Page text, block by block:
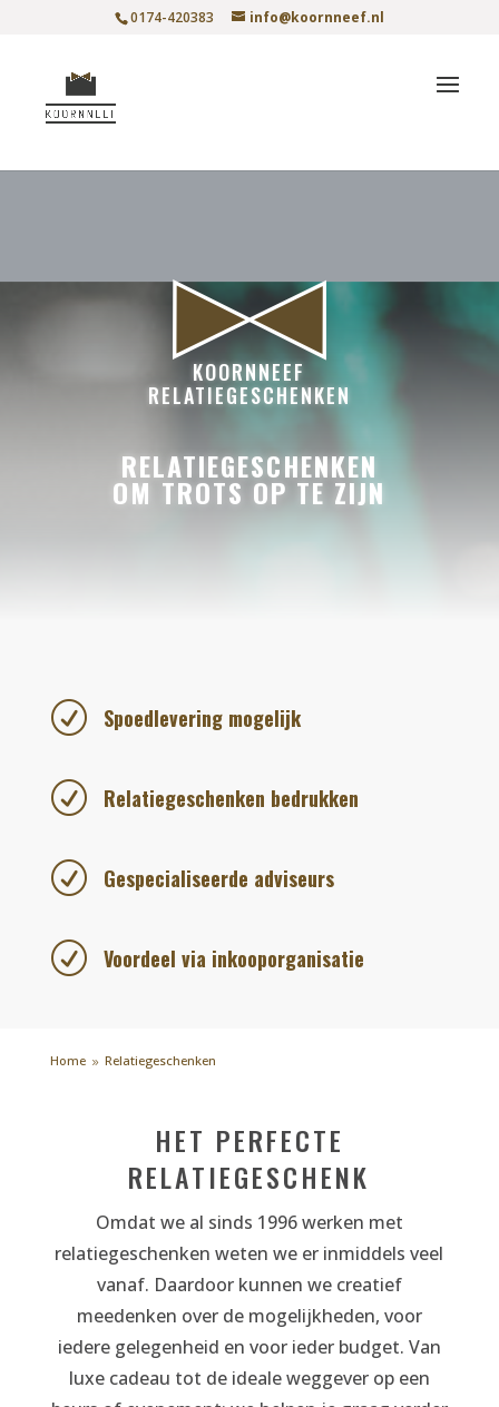
0174-420383 info@koornneef.nl
KOORNNEEF
RELATIEGESCHENKEN
RELATIEGESCHENKEN
OM TROTS OP TE ZIJN
R Spoedlevering mogelijk
R Relatiegeschenken bedrukken
R Gespecialiseerde adviseurs
R Voordeel via inkooporganisatie
Home 9 Relatiegeschenken
HET PERFECTE
RELATIEGESCHENK
Omdat we al sinds 1996 werken met
relatiegeschenken weten we er inmiddels veel
vanaf. Daardoor kunnen we creatief
meedenken over de mogelijkheden, voor
iedere gelegenheid en voor ieder budget. Van
luxe cadeau tot de ideale weggever op een